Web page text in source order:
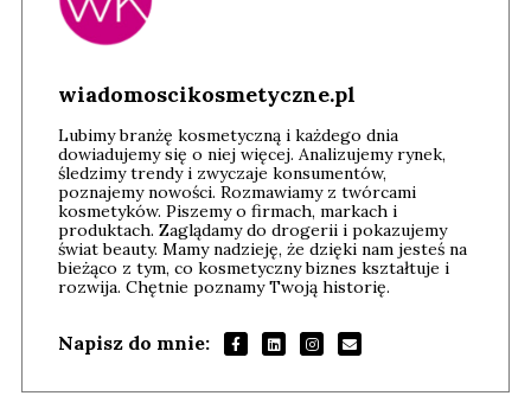
wiadomoscikosmetyczne.pl
Lubimy branżę kosmetyczną i każdego dnia
dowiadujemy się o niej więcej. Analizujemy rynek,
śledzimy trendy i zwyczaje konsumentów,
poznajemy nowości. Rozmawiamy z twórcami
kosmetyków. Piszemy o firmach, markach i
produktach. Zaglądamy do drogerii i pokazujemy
świat beauty. Mamy nadzieję, że dzięki nam jesteś na
bieżąco z tym, co kosmetyczny biznes kształtuje i
rozwija. Chętnie poznamy Twoją historię.
Napisz do mnie:
Andrzej i Marta Sterniccy Marta i